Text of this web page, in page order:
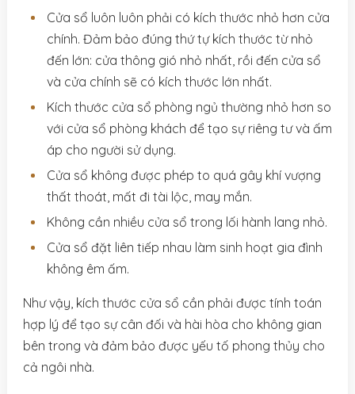
Cửa sổ luôn luôn phải có kích thước nhỏ hơn cửa
chính. Đảm bảo đúng thứ tự kích thước từ nhỏ
đến lớn: cửa thông gió nhỏ nhất, rồi đến cửa sổ
và cửa chính sẽ có kích thước lớn nhất.
Kích thước cửa sổ phòng ngủ thường nhỏ hơn so
với cửa sổ phòng khách để tạo sự riêng tư và ấm
áp cho người sử dụng.
Cửa sổ không được phép to quá gây khí vượng
thất thoát, mất đi tài lộc, may mắn.
Không cần nhiều cửa sổ trong lối hành lang nhỏ.
Cửa sổ đặt liên tiếp nhau làm sinh hoạt gia đình
không êm ấm.
Như vậy, kích thước cửa sổ cần phải được tính toán
hợp lý để tạo sự cân đối và hài hòa cho không gian
bên trong và đảm bảo được yếu tố phong thủy cho
cả ngôi nhà.